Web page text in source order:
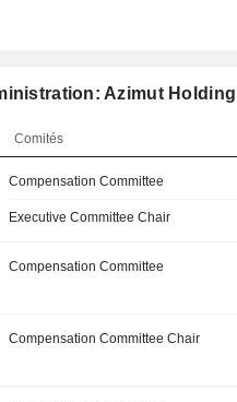
Azimut Holding
Comités
Compensation Committee
Executive Committee Chair
Compensation Committee
Compensation Committee Chair